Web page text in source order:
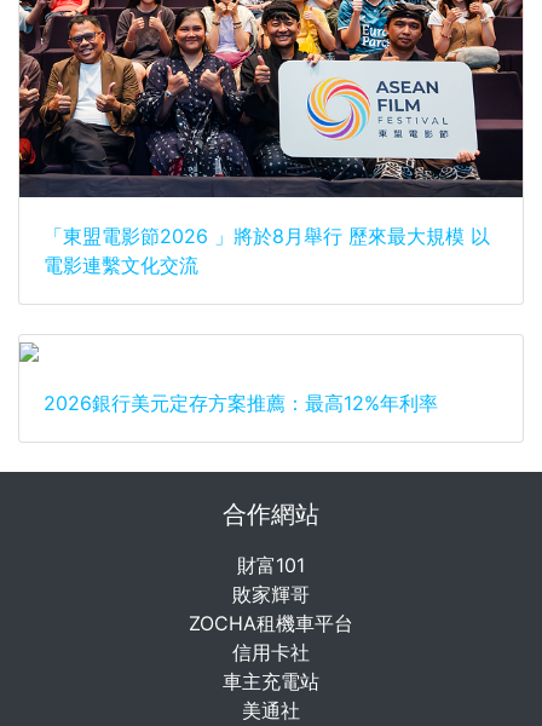
「東盟電影節2026 」將於8月舉行 歷來最大規模 以
電影連繫文化交流
2026銀行美元定存方案推薦：最高12%年利率
合作網站
財富101
敗家輝哥
ZOCHA租機車平台
信用卡社
車主充電站
美通社